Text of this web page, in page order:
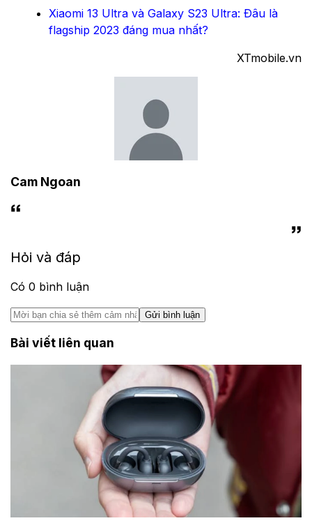
Xiaomi 13 Ultra và Galaxy S23 Ultra: Đâu là
flagship 2023 đáng mua nhất?
XTmobile.vn
Cam Ngoan
Hỏi và đáp
Có 0 bình luận
Gửi bình luận
Bài viết liên quan